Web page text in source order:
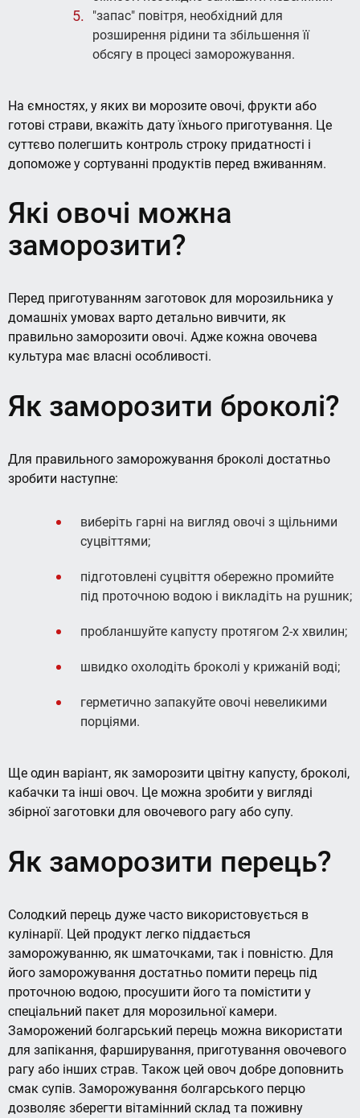
"запас" повітря, необхідний для
розширення рідини та збільшення її
обсягу в процесі заморожування.
На ємностях, у яких ви морозите овочі, фрукти або
готові страви, вкажіть дату їхнього приготування. Це
суттєво полегшить контроль строку придатності і
допоможе у сортуванні продуктів перед вживанням.
Які овочі можна
заморозити?
Перед приготуванням заготовок для морозильника у
домашніх умовах варто детально вивчити, як
правильно заморозити овочі. Адже кожна овочева
культура має власні особливості.
Як заморозити броколі?
Для правильного заморожування броколі достатньо
зробити наступне:
виберіть гарні на вигляд овочі з щільними
суцвіттями;
підготовлені суцвіття обережно промийте
під проточною водою і викладіть на рушник;
пробланшуйте капусту протягом 2-х хвилин;
швидко охолодіть броколі у крижаній воді;
герметично запакуйте овочі невеликими
порціями.
Ще один варіант, як заморозити цвітну капусту, броколі,
кабачки та інші овоч. Це можна зробити у вигляді
збірної заготовки для овочевого рагу або супу.
Як заморозити перець?
Солодкий перець дуже часто використовується в
кулінарії. Цей продукт легко піддається
заморожуванню, як шматочками, так і повністю. Для
його заморожування достатньо помити перець під
проточною водою, просушити його та помістити у
спеціальний пакет для морозильної камери.
Заморожений болгарський перець можна використати
для запікання, фарширування, приготування овочевого
рагу або інших страв. Також цей овоч добре доповнить
смак супів. Заморожування болгарського перцю
дозволяє зберегти вітамінний склад та поживну